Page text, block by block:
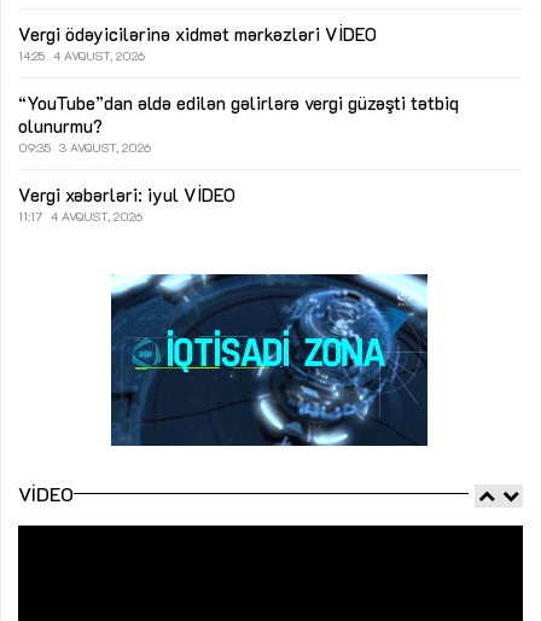
Vergi ödəyicilərinə xidmət mərkəzləri VİDEO
14:25 4 AVQUST, 2026
“YouTube”dan əldə edilən gəlirlərə vergi güzəşti tətbiq
olunurmu?
09:35 3 AVQUST, 2026
Vergi xəbərləri: iyul VİDEO
11:17 4 AVQUST, 2026
VIDEO